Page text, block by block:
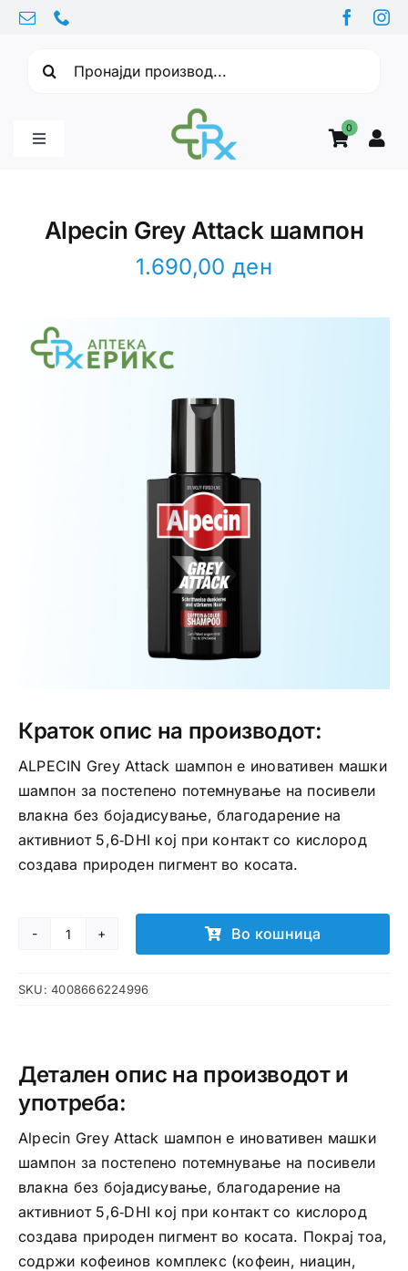
Skip
content
0
Toggle
Alpecin Grey Attack шампон
1.690,00ден
Краток опис на производот:
ALPECIN Grey Attack шампон е иновативен машки
шампон за постепено потемнување на посивели
влакна без бојадисување, благодарение на
активниот 5,6‑DHI кој при контакт со кислород
создава природен пигмент во косата.
Alpecin
Attack
Во кошница
SKU:4008666224996
Детален опис на производот и
употреба:
Alpecin Grey Attack шампон е иновативен машки
шампон за постепено потемнување на посивели
влакна без бојадисување, благодарение на
активниот 5,6‑DHI кој при контакт со кислород
создава природен пигмент во косата. Покрај тоа,
содржи кофеинов комплекс (кофеин, ниацин,